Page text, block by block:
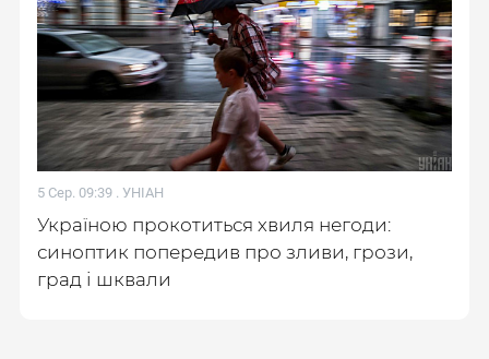
5 Сер. 09:39 . УНІАН
Україною прокотиться хвиля негоди:
синоптик попередив про зливи, грози,
град і шквали